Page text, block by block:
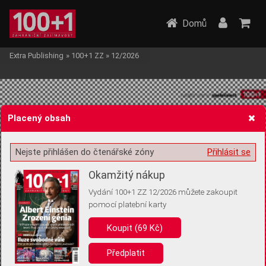
Žádost o souhlas s ukládáním volitelných informací
Pro základní fungování webu nepotřebujeme ukládat žádné informace
(tzv. cookies apod.). Rádi bychom vás ale požádali o souhlas s
uložením volitelných informací:
Anonymní unikátní ID
Domů
Extra Publishing » 100+1 ZZ » 12/2026
Placený obsah
Přihlásit se
Nejste přihlášen do čtenářské zóny
Okamžitý nákup
Vydání 100+1 ZZ 12/2026 můžete zakoupit
pomocí platební karty
Koupit (69 Kč)
Předplatit